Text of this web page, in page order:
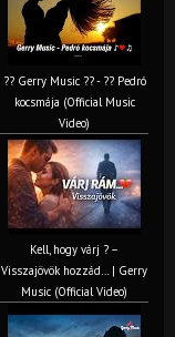
?? Gerry Music ?? - ?? Pedró
kocsmája (Official Music
Video)
Kell, hogy várj ? –
Visszajövök hozzád… | Gerry
Music (Official Video)